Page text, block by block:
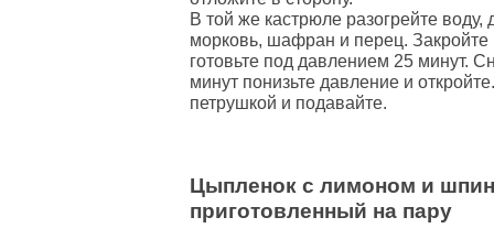
В той же кастрюле разогрейте воду,
морковь, шафран и перец.
готовьте под давлением 25 минут.
минут понизьте давление и
петрушкой и подавайте.
Цыпленок с лимоном и
приготовленный на пару